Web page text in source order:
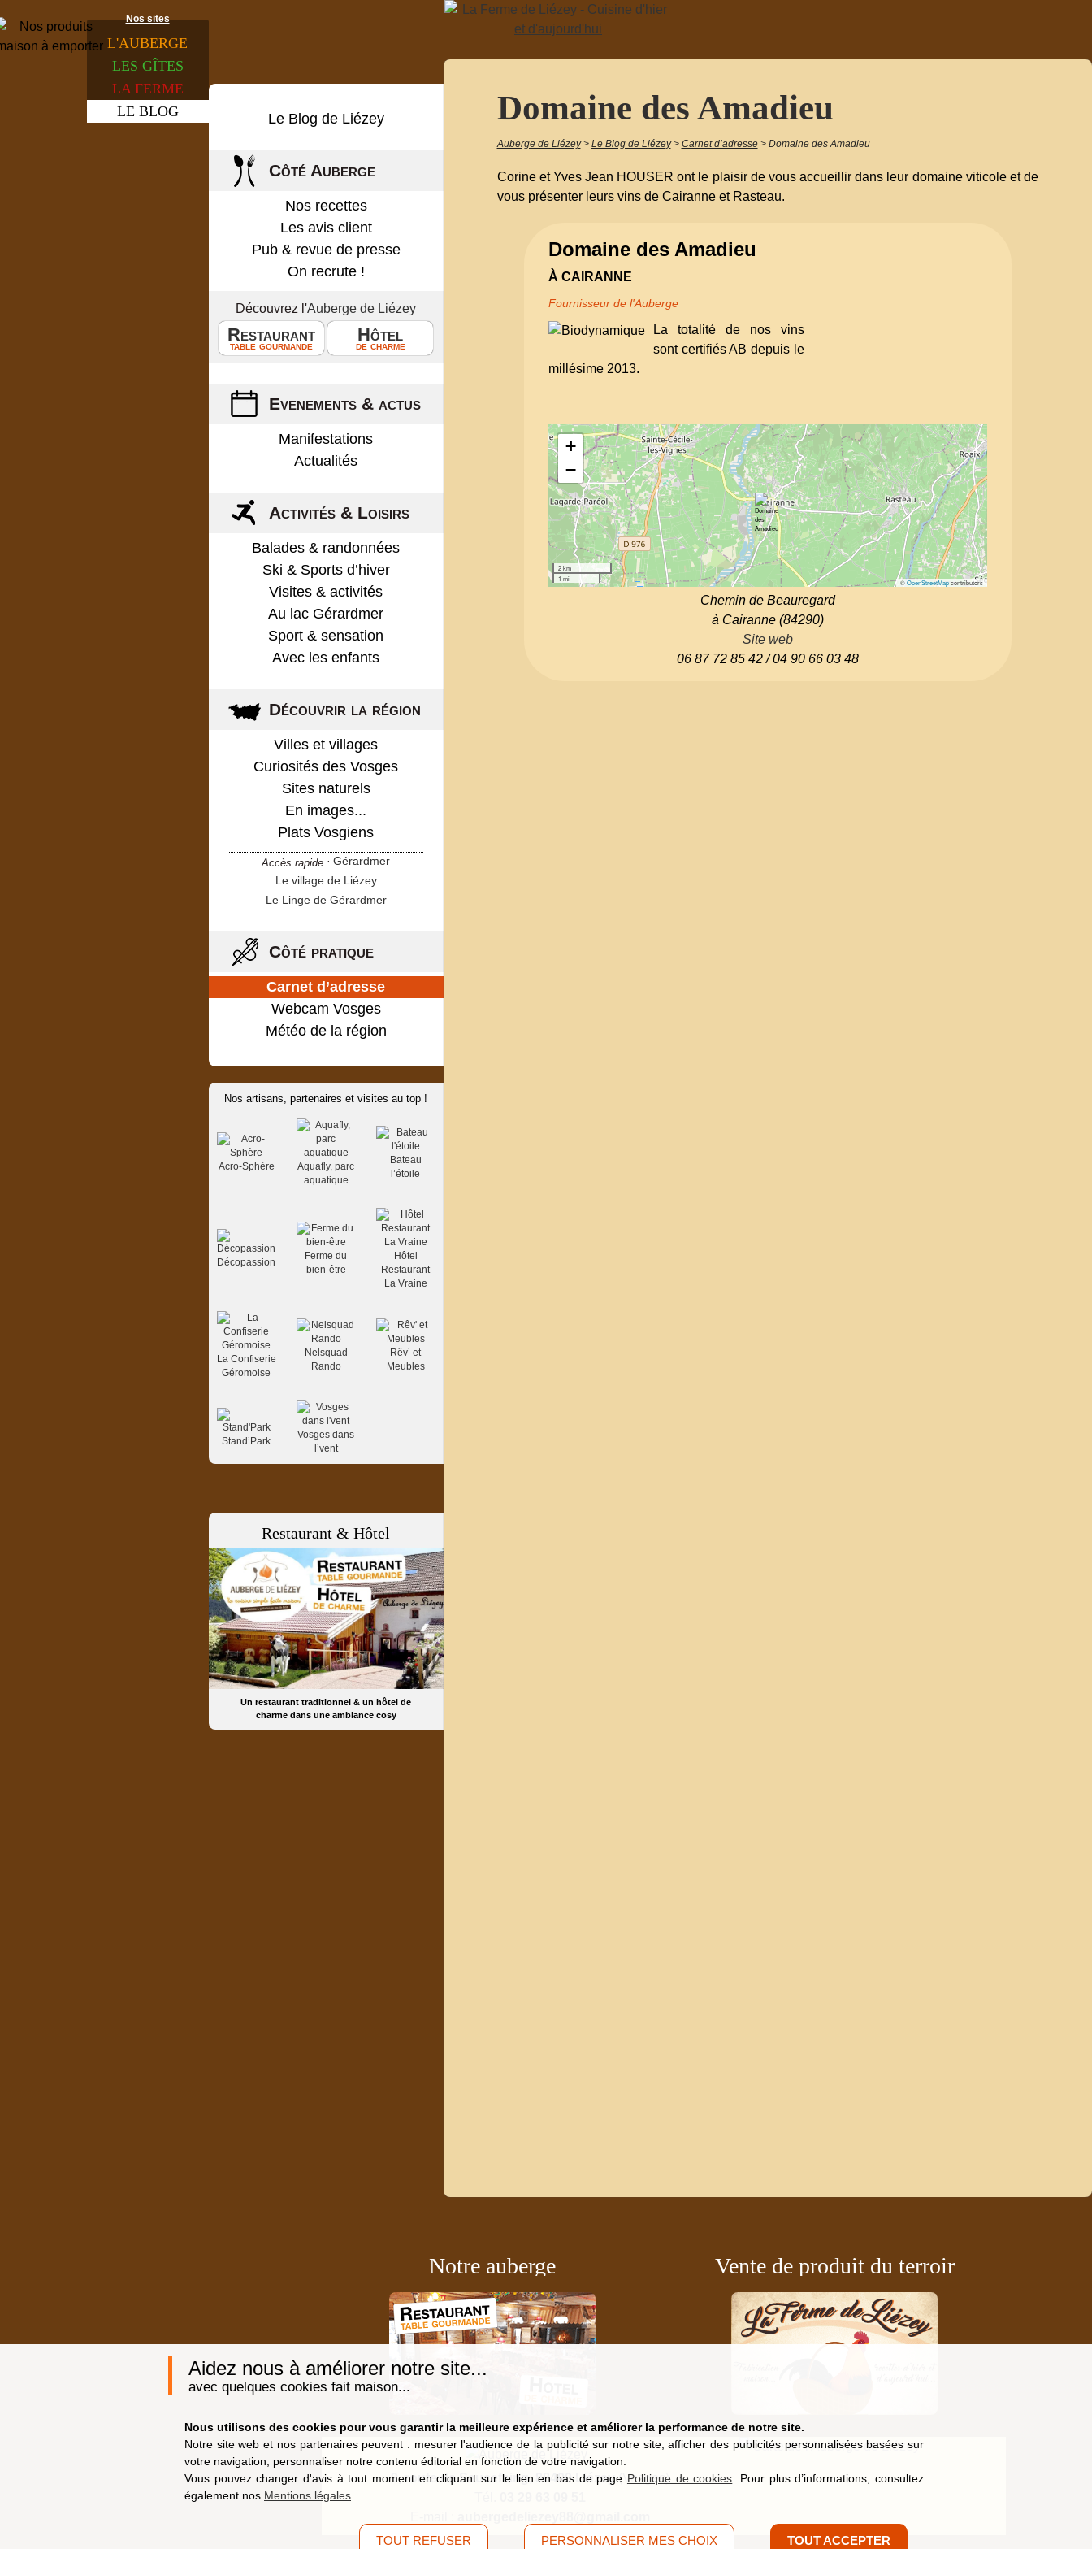
Aidez nous à améliorer notre site...
avec quelques cookies fait maison...
Nous utilisons des cookies pour vous garantir la meilleure expérience et améliorer la performance de notre site.
Notre site web et nos partenaires peuvent : mesurer l'audience de la publicité sur notre site, afficher des publicités personnalisées basées sur
votre navigation, personnaliser notre contenu éditorial en fonction de votre navigation.
Vous pouvez changer d'avis à tout moment en cliquant sur le lien en bas de page Politique de cookies . Pour plus d’informations, consultez
également nos Mentions légales
TOUT REFUSER PERSONNALISER MES CHOIX TOUT ACCEPTER
Nos sites
L'AUBERGE
LES GÎTES
LA FERME
LE BLOG Le Blog de Liézey
Côté Auberge
Nos recettes
Les avis client
Pub & revue de presse
On recrute !
Découvrez l'Auberge de Liézey
Restaurant
table gourmande
Hôtel
de charme
Evenements & actus
Manifestations
Actualités
Activités & Loisirs
Balades & randonnées
Ski & Sports d’hiver
Visites & activités
Au lac Gérardmer
Sport & sensation
Avec les enfants
Découvrir la région
Villes et villages
Curiosités des Vosges
Sites naturels
En images...
Plats Vosgiens
Accès rapide : Gérardmer
Le village de Liézey
Le Linge de Gérardmer
Côté pratique
Carnet d’adresse
Webcam Vosges
Météo de la région
Nos artisans, partenaires et visites au top !
Acro-Sphère
Aquafly, parc
aquatique
Bateau
l’étoile
Décopassion
Ferme du
bien-être
Hôtel
Restaurant
La Vraine
La Confiserie
Géromoise
Nelsquad
Rando
Rêv’ et
Meubles
Stand’Park
Vosges dans
l’vent
Restaurant & Hôtel
Un restaurant traditionnel & un hôtel de
charme dans une ambiance cosy
Domaine des Amadieu
Auberge de Liézey > Le Blog de Liézey > Carnet d’adresse > Domaine des Amadieu
Corine et Yves Jean HOUSER ont le plaisir de vous accueillir dans leur domaine viticole et de
vous présenter leurs vins de Cairanne et Rasteau.
Domaine des Amadieu
À CAIRANNE
Fournisseur de l'Auberge
La totalité de nos vins
sont certifiés AB depuis le
millésime 2013.
+
−
2 km
1 mi
©OpenStreetMapcontributors
Chemin de Beauregard
à Cairanne (84290)
Site web
06 87 72 85 42 / 04 90 66 03 48
Notre auberge Vente de produit du terroir
9, route de Saucefaing, 88400 Liézey(Vosges)